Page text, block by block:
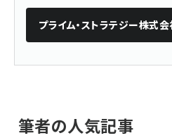
プライム・ストラテジー株式
筆者の人気記事